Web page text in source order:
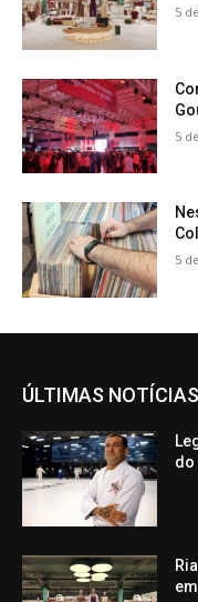
5
5
5
ÚLTIMAS NOTÍCIAS
do